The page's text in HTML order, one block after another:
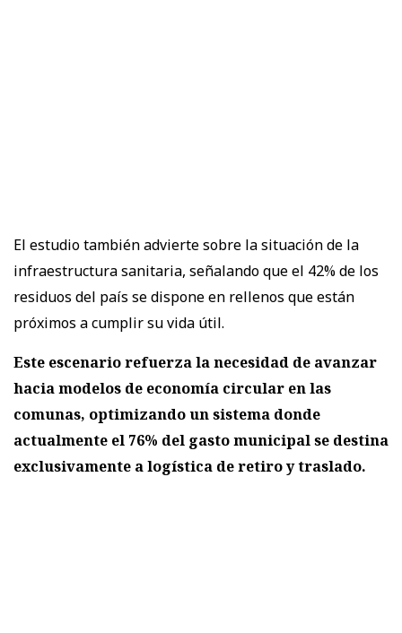
El estudio también advierte sobre la situación de la
infraestructura sanitaria, señalando que el 42% de los
residuos del país se dispone en rellenos que están
próximos a cumplir su vida útil.
Este escenario refuerza la necesidad de avanzar
hacia modelos de economía circular en las
comunas, optimizando un sistema donde
actualmente el 76% del gasto municipal se destina
exclusivamente a logística de retiro y traslado.